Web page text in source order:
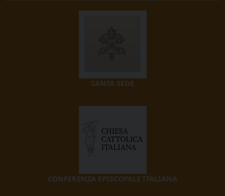
SANTA SEDE
CONFERENZA EPISCOPALE ITALIANA